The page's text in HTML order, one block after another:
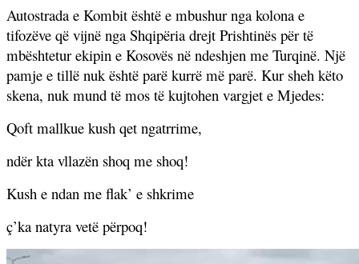
Autostrada e Kombit është e mbushur nga kolona e
tifozëve që vijnë nga Shqipëria drejt Prishtinës për të
mbështetur ekipin e Kosovës në ndeshjen me Turqinë. Një
pamje e tillë nuk është parë kurrë më parë. Kur sheh këto
skena, nuk mund të mos të kujtohen vargjet e Mjedes:
Qoft mallkue kush qet ngatrrime,
ndër kta vllazën shoq me shoq!
Kush e ndan me flak’ e shkrime
ç’ka natyra vetë përpoq!